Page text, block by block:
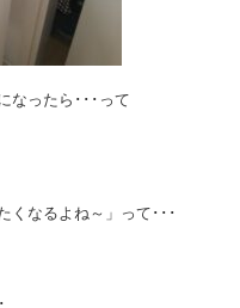
なったら･･･って
くなるよね～」って･･･